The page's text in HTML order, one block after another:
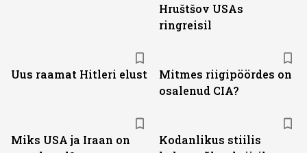
Hruštšov USAs
ringreisil
Uus raamat Hitleri elust
Mitmes riigipöördes on
osalenud CIA?
Miks USA ja Iraan on
Kodanlikus stiilis